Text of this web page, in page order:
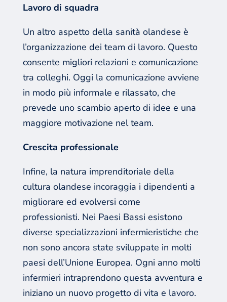
Lavoro di squadra
Un altro aspetto della sanità olandese è
l’organizzazione dei team di lavoro. Questo
consente migliori relazioni e comunicazione
tra colleghi. Oggi la comunicazione avviene
in modo più informale e rilassato, che
prevede uno scambio aperto di idee e una
maggiore motivazione nel team.
Crescita professionale
Infine, la natura imprenditoriale della
cultura olandese incoraggia i dipendenti a
migliorare ed evolversi come
professionisti. Nei Paesi Bassi esistono
diverse specializzazioni infermieristiche che
non sono ancora state sviluppate in molti
paesi dell’Unione Europea. Ogni anno molti
infermieri intraprendono questa avventura e
iniziano un nuovo progetto di vita e lavoro.